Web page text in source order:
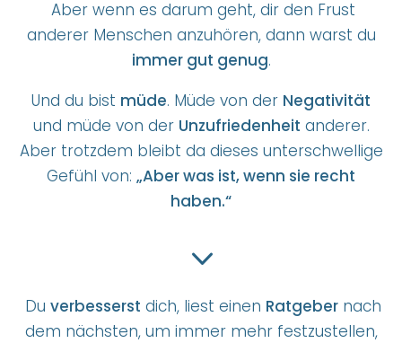
Aber wenn es darum geht, dir den Frust
anderer Menschen anzuhören, dann warst du
immer gut genug.
Und du bist müde. Müde von der Negativität
und müde von der Unzufriedenheit anderer.
Aber trotzdem bleibt da dieses unterschwellige
Gefühl von: „Aber was ist, wenn sie recht
haben.“
3
Du verbesserst dich, liest einen Ratgeber nach
dem nächsten, um immer mehr festzustellen,